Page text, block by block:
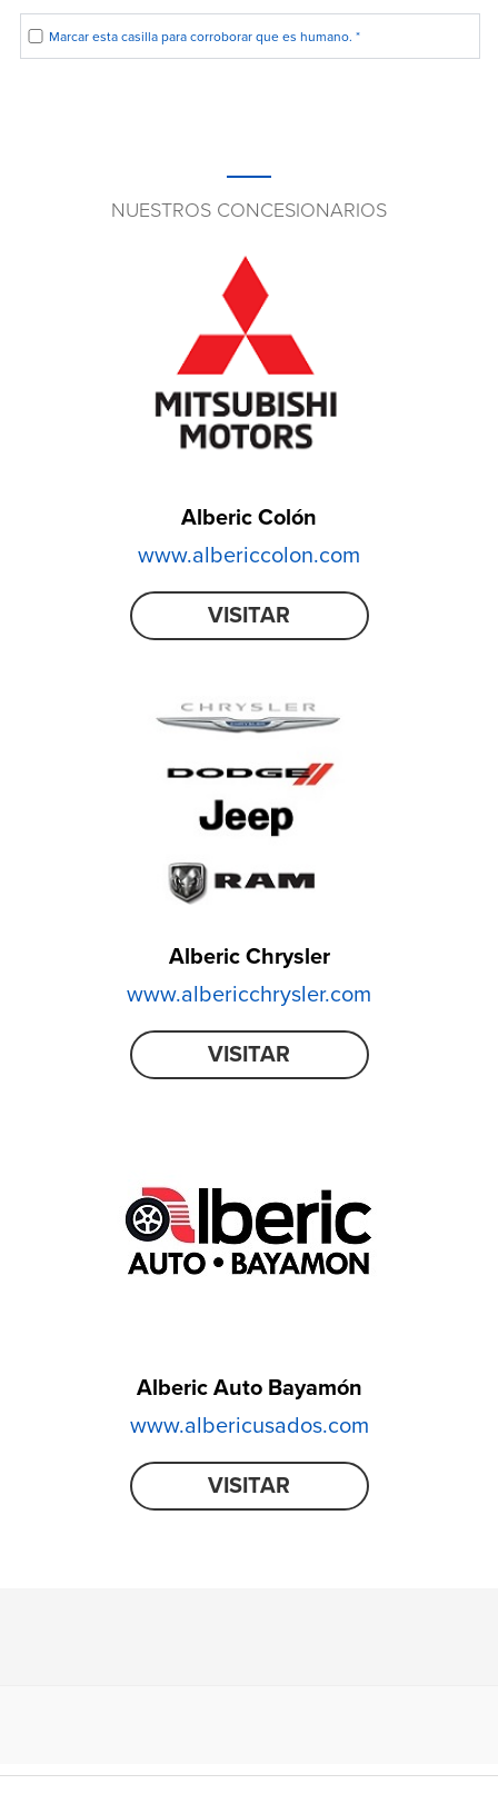
Marcar esta casilla para corroborar que es humano. *
NUESTROS CONCESIONARIOS
Alberic Colón
www.albericcolon.com
VISITAR
Alberic Chrysler
www.albericchrysler.com
VISITAR
Alberic Auto Bayamón
www.albericusados.com
VISITAR